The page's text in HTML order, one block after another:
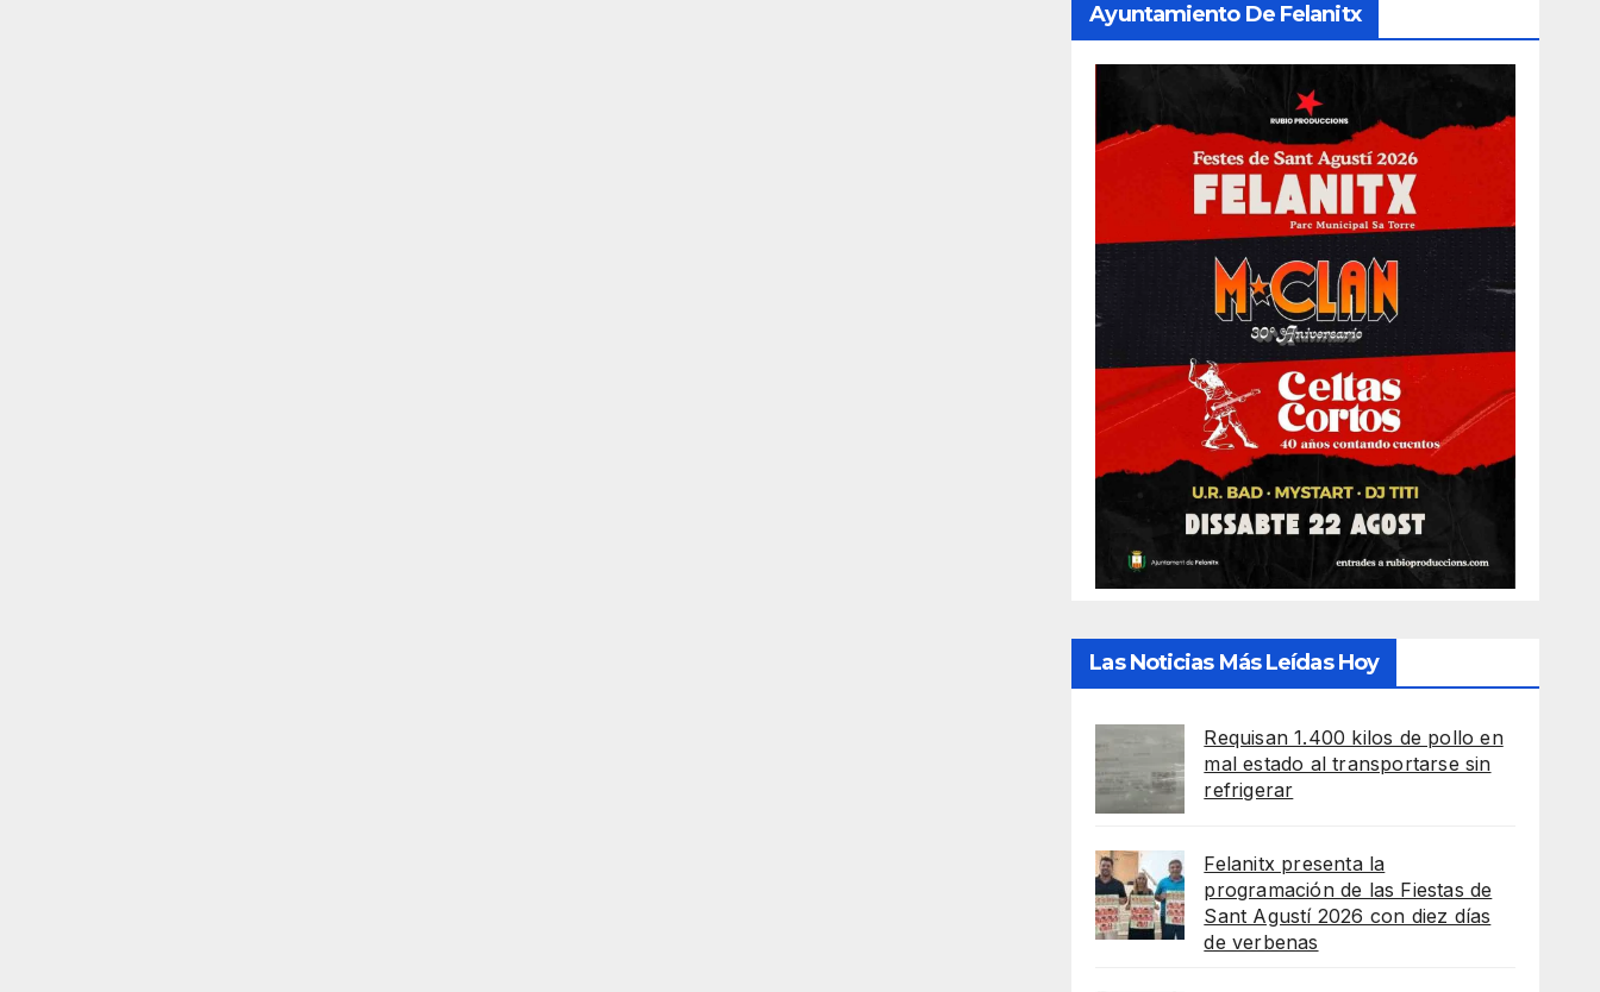
Ayuntamiento De Felanitx
Las Noticias Más Leídas Hoy
Requisan 1.400 kilos de pollo en
mal estado al transportarse sin
refrigerar
Felanitx presenta la
programación de las Fiestas de
Sant Agustí 2026 con diez días
de verbenas